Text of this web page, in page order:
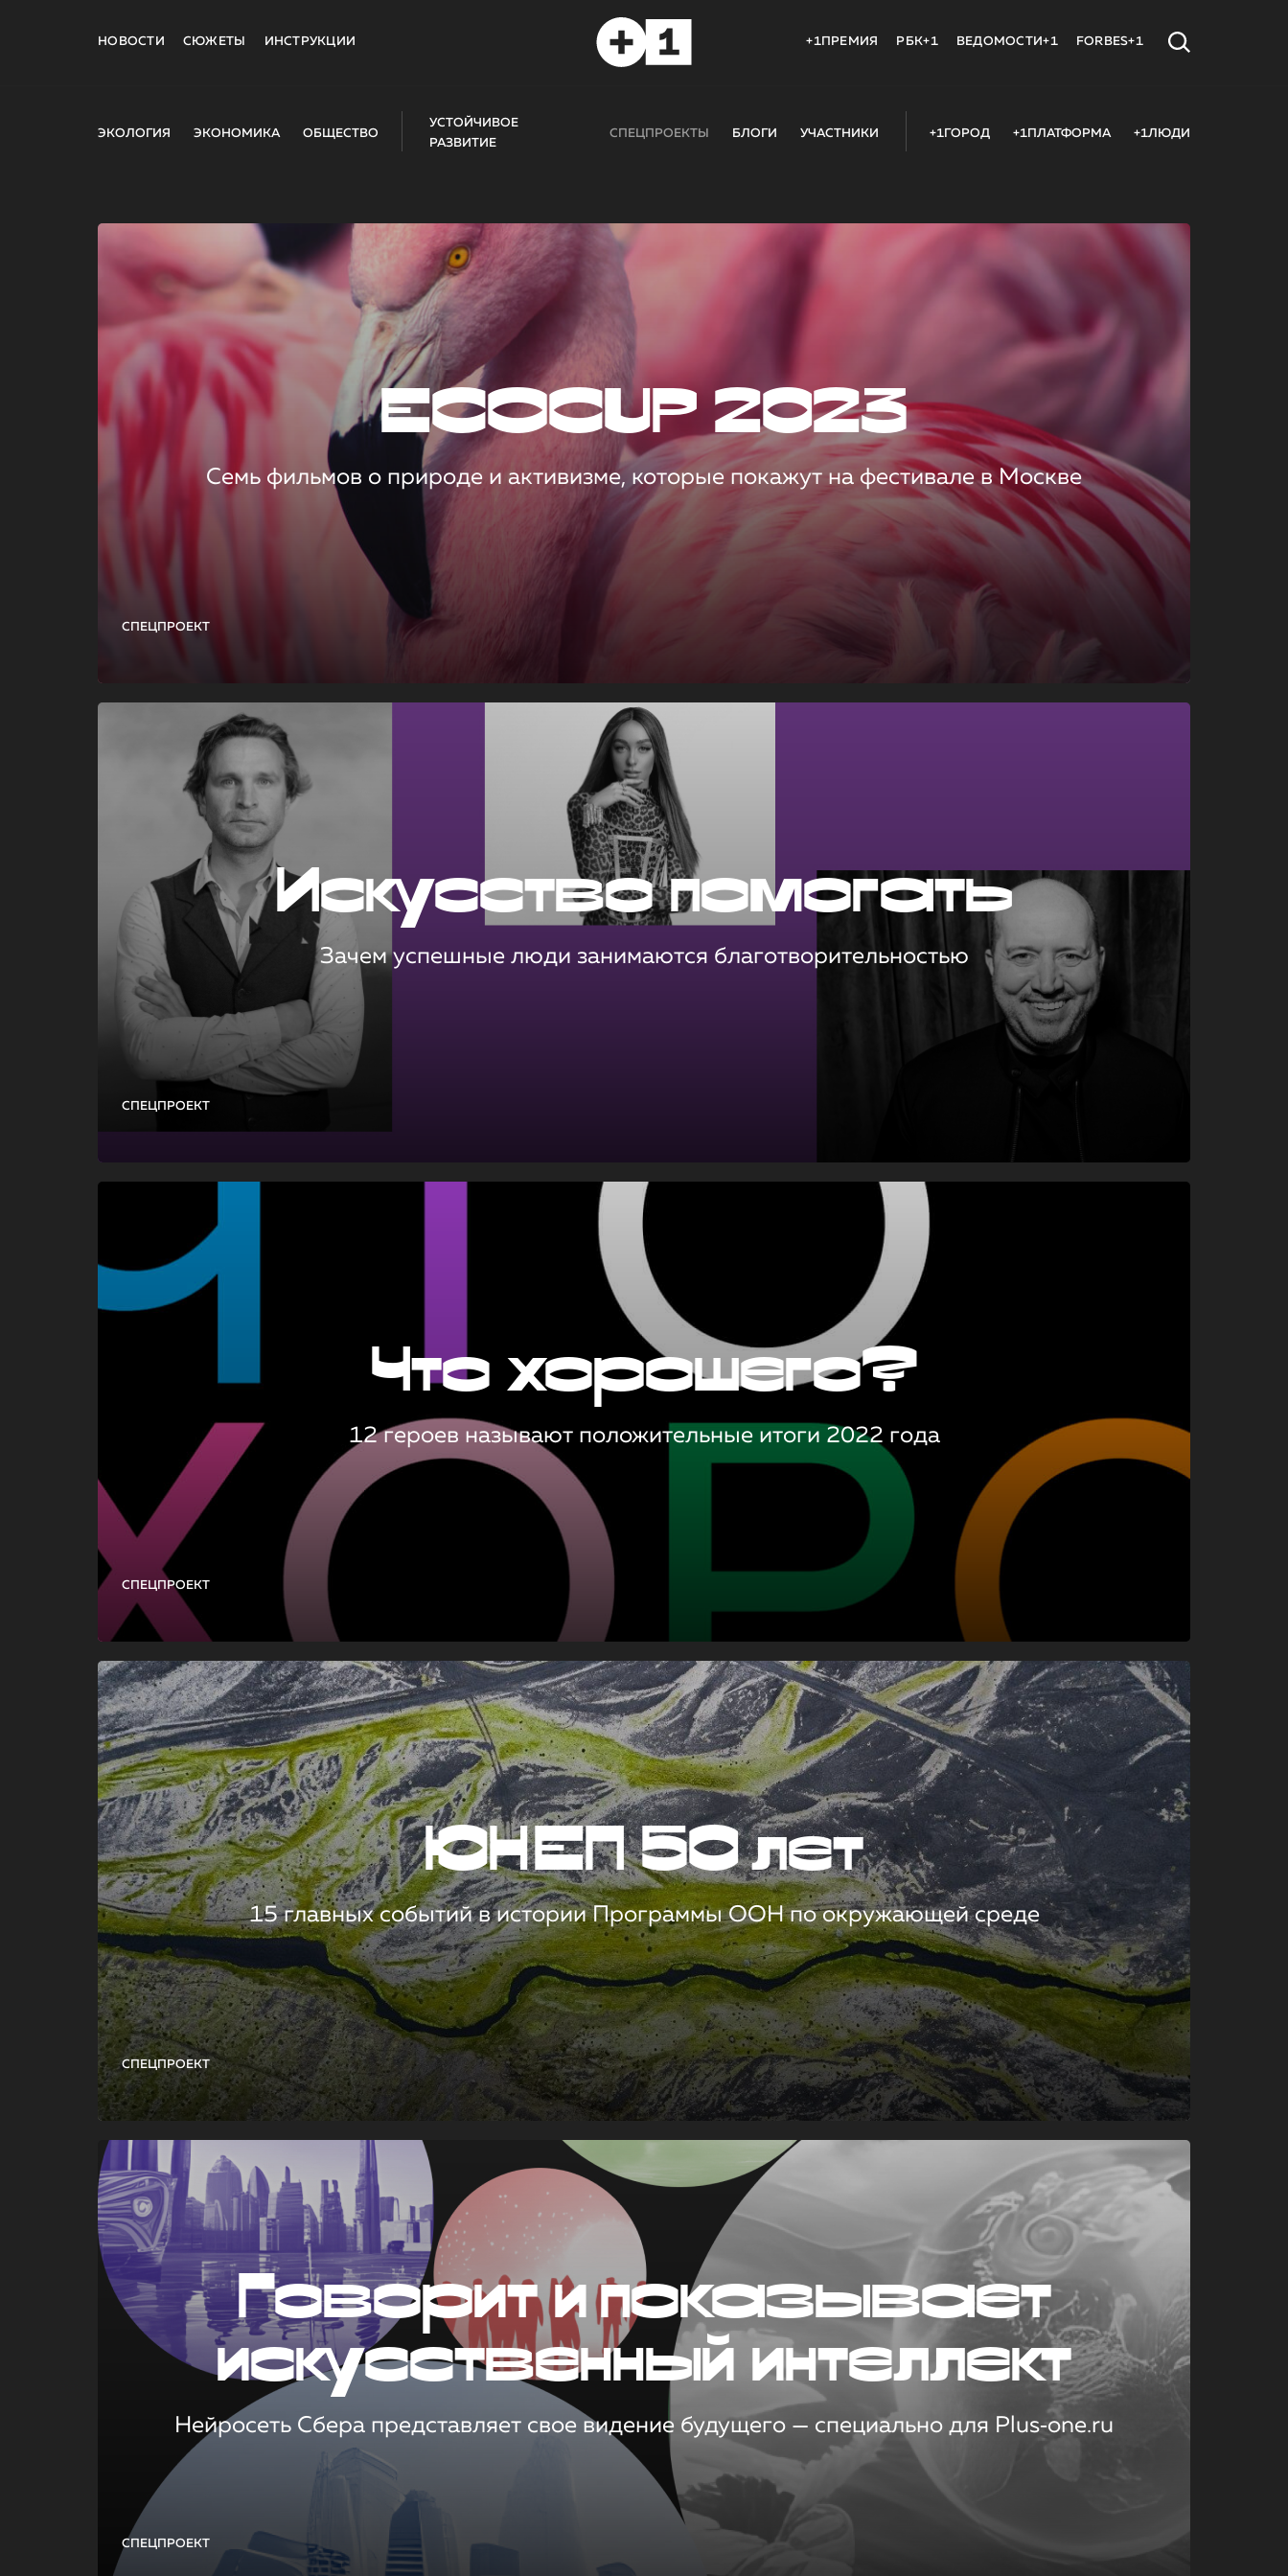
НОВОСТИ СЮЖЕТЫ ИНСТРУКЦИИ +1ПРЕМИЯ РБК+1 ВЕДОМОСТИ+1 FORBES+1
ЭКОЛОГИЯ ЭКОНОМИКА ОБЩЕСТВО
УСТОЙЧИВОЕ
РАЗВИТИЕ
СПЕЦПРОЕКТЫ БЛОГИ УЧАСТНИКИ +1ГОРОД +1ПЛАТФОРМА +1ЛЮДИ
СПЕЦПРОЕКТ
ECOCUP 2023
Семь фильмов о природе и активизме, которые покажут на фестивале в Москве
СПЕЦПРОЕКТ
Искусство помогать
Зачем успешные люди занимаются благотворительностью
СПЕЦПРОЕКТ
Что хорошего?
12 героев называют положительные итоги 2022 года
СПЕЦПРОЕКТ
ЮНЕП 50 лет
15 главных событий в истории Программы ООН по окружающей среде
СПЕЦПРОЕКТ
Говорит и показывает
искусственный интеллект
Нейросеть Сбера представляет свое видение будущего — специально для Plus‑one.ru